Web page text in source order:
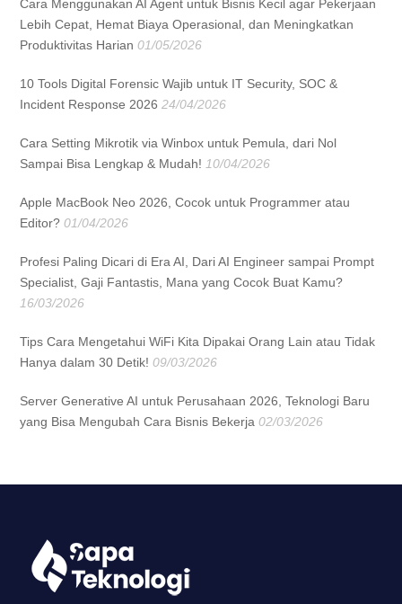
Cara Menggunakan AI Agent untuk Bisnis Kecil agar Pekerjaan
Lebih Cepat, Hemat Biaya Operasional, dan Meningkatkan
Produktivitas Harian 01/05/2026
10 Tools Digital Forensic Wajib untuk IT Security, SOC &
Incident Response 2026 24/04/2026
Cara Setting Mikrotik via Winbox untuk Pemula, dari Nol
Sampai Bisa Lengkap & Mudah! 10/04/2026
Apple MacBook Neo 2026, Cocok untuk Programmer atau
Editor? 01/04/2026
Profesi Paling Dicari di Era AI, Dari AI Engineer sampai Prompt
Specialist, Gaji Fantastis, Mana yang Cocok Buat Kamu?
16/03/2026
Tips Cara Mengetahui WiFi Kita Dipakai Orang Lain atau Tidak
Hanya dalam 30 Detik! 09/03/2026
Server Generative AI untuk Perusahaan 2026, Teknologi Baru
yang Bisa Mengubah Cara Bisnis Bekerja 02/03/2026